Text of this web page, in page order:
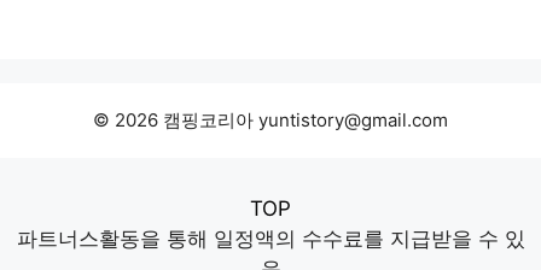
© 2026 캠핑코리아 yuntistory@gmail.com
TOP
파트너스활동을 통해 일정액의 수수료를 지급받을 수 있